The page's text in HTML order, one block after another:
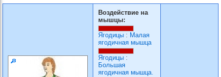
Воздействие на
мышцы:
Ягодицы : Малая
ягодичная мышца
Ягодицы :
Большая
ягодичная мышца.